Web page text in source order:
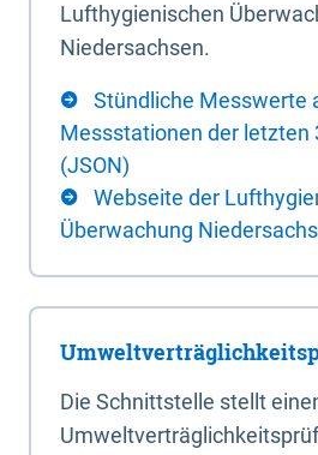
Lufthygienischen
Niedersachsen.
Stündliche Messwerte
Messstationen der letzten
(JSON)
Webseite der
Überwachung
Die Schnittstelle stellt